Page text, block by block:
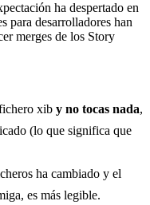
ha despertado en
para desarrolladores han
merges de los Story
xib y no tocas nada,
(lo que significa que
ha cambiado y el
es más legible.